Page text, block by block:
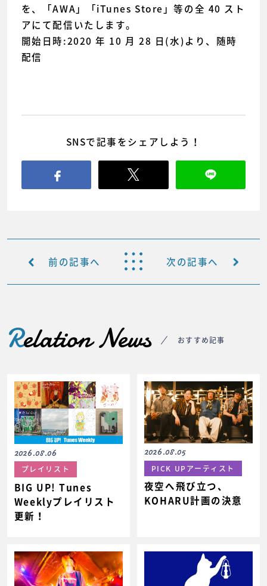
を、「AWA」「iTunes Store」等の全 40 スト
アにて配信いたします。
開始日時:2020 年 10 月 28 日(水)より、随時
配信
SNSで記事をシェアしよう！
前の記事へ 次の記事へ
Relation News おすすめ記事
2026.08.06
プレイリスト
BIG UP! Tunes
Weeklyプレイリスト
更新！
2026.08.05
PICK UPアーティスト
夜空へ飛び立つ、
KOHARU計画の決意